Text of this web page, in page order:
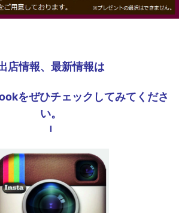
店情報、最新情報は
をぜひチェックしてみてくださ
い。
I